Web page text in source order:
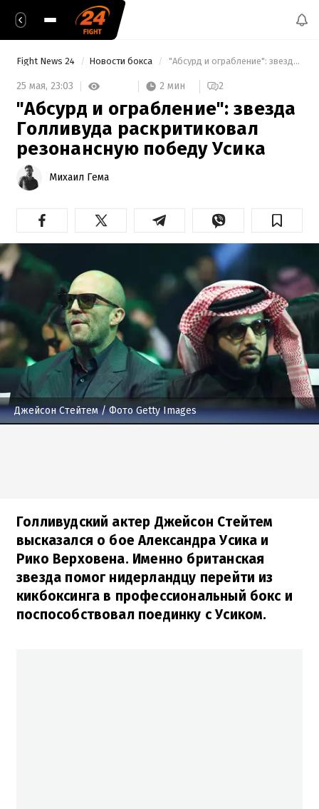
Fight News 24 Новости бокса "Абсурд и ограбление": звезда Голливуда раскритиковал резонансную победу Усика
25 мая, 23:03 2 мин 2
"Абсурд и ограбление": звезда
Голливуда раскритиковал
резонансную победу Усика
Михаил Гема
Джейсон Стейтем/ Фото Getty Images
Голливудский актер Джейсон Стейтем
высказался о бое Александра Усика и
Рико Верховена. Именно британская
звезда помог нидерландцу перейти из
кикбоксинга в профессиональный бокс и
поспособствовал поединку с Усиком.